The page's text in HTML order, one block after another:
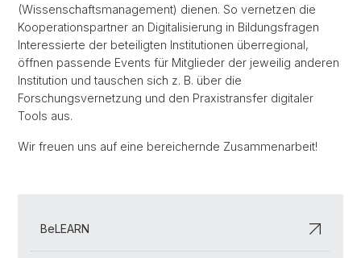
(Wissenschaftsmanagement) dienen. So vernetzen die
Kooperationspartner an Digitalisierung in Bildungsfragen
Interessierte der beteiligten Institutionen überregional,
öffnen passende Events für Mitglieder der jeweilig anderen
Institution und tauschen sich z. B. über die
Forschungsvernetzung und den Praxistransfer digitaler
Tools aus.
Wir freuen uns auf eine bereichernde Zusammenarbeit!
BeLEARN